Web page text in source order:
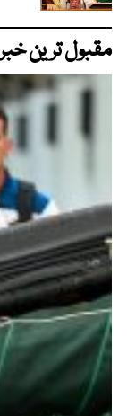
مقبول ترین